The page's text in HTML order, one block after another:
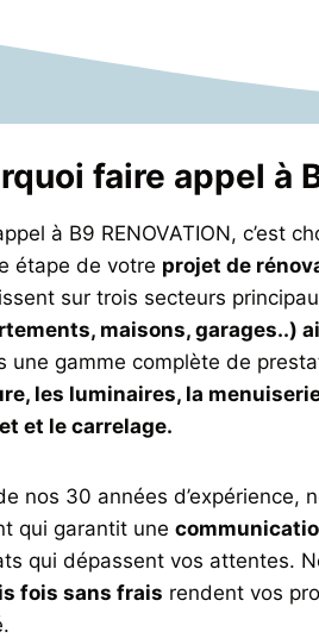
faire appel à
à B9 RENOVATION, c’est
étape de votre projet de
sur trois secteurs
maisons, garages..)
une gamme complète de
les luminaires, la
et le carrelage.
nos 30 années d’expérience,
qui garantit une
qui dépassent vos attentes.
fois sans frais rendent vos